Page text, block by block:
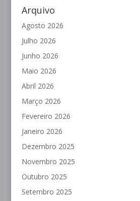
Arquivo
Agosto 2026
Julho 2026
Junho 2026
Maio 2026
Abril 2026
Março 2026
Fevereiro 2026
Janeiro 2026
Dezembro 2025
Novembro 2025
Outubro 2025
Setembro 2025